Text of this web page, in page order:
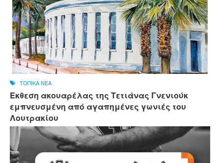
ΤΟΠΙΚΑ ΝΕΑ
Έκθεση ακουαρέλας της Τετιάνας Γνενιούκ
εμπνευσμένη από αγαπημένες γωνιές του
Λουτρακίου